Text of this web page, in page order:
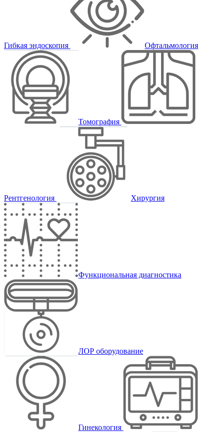
Гибкая эндоскопия Офтальмология
Томография
Рентгенология Хирургия
Функциональная диагностика
ЛОР оборудование
Гинекология